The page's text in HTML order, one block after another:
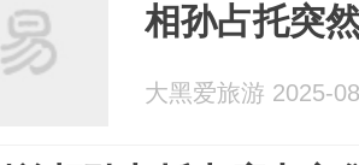
相孙占托突
大黑爱旅游 2025-